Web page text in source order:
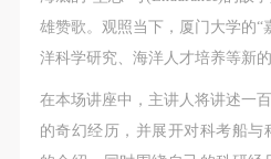
雄赞歌。观照当下，厦门大学的“
洋科学研究、海洋人才培养等新的
在本场讲座中，主讲人将讲述一
的奇幻经历，并展开对科考船
附则
（1）、本协议未尽事宜，经
本协议的补充协议，并不得
（2）、本协议自甲乙双方签
起生效。
附则
（1）、本协议未尽事宜，经
本协议的补充协议，并不得
（2）、本协议自甲乙双方签
起生效。
附则
（1）、本协议未尽事宜，经
本协议的补充协议，并不得
（2）、本协议自甲乙双方签
起生效。